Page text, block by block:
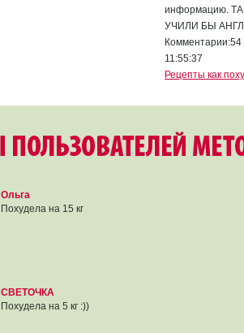
информацию.
УЧИЛИ БЫ
Комментарии:54
11:55:37
Рецепты как
Ольга
Похудела на 15 кг
СВЕТОЧКА
Похудела на 5 кг :))